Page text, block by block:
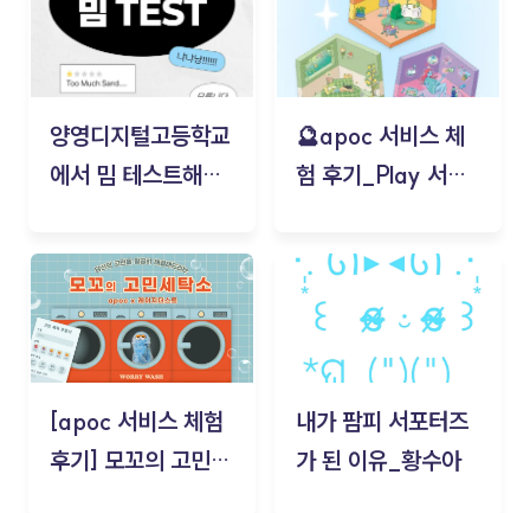
양영디지털고등학교
에서 밈 테스트해보
🔮apoc 서비스 체
험 후기_Play 서비
김태현
[apoc 서비스 체험
후기] 모꼬의 고민세
내가 팜피 서포터즈
가 된 이유_황수아